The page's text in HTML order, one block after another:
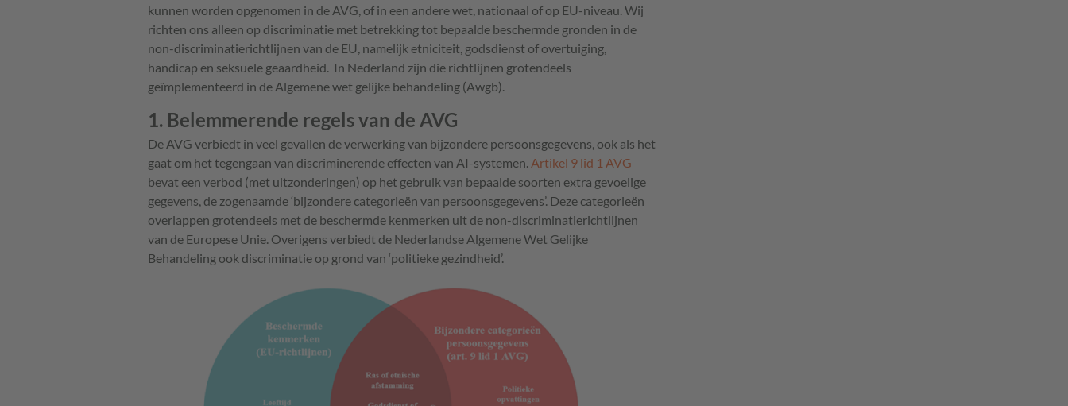
kunnen worden opgenomen in de AVG, of in een andere wet, nationaal of op EU-niveau. Wij
richten ons alleen op discriminatie met betrekking tot bepaalde beschermde gronden in de
non-discriminatierichtlijnen van de EU, namelijk etniciteit, godsdienst of overtuiging,
handicap en seksuele geaardheid. In Nederland zijn die richtlijnen grotendeels
geïmplementeerd in de Algemene wet gelijke behandeling (Awgb).
1. Belemmerende regels van de AVG
De AVG verbiedt in veel gevallen de verwerking van bijzondere persoonsgegevens, ook als het
gaat om het tegengaan van discriminerende effecten van AI-systemen. Artikel 9 lid 1 AVG
bevat een verbod (met uitzonderingen) op het gebruik van bepaalde soorten extra gevoelige
gegevens, de zogenaamde ‘bijzondere categorieën van persoonsgegevens’. Deze categorieën
overlappen grotendeels met de beschermde kenmerken uit de non-discriminatierichtlijnen
van de Europese Unie. Overigens verbiedt de Nederlandse Algemene Wet Gelijke
Behandeling ook discriminatie op grond van ‘politieke gezindheid’.